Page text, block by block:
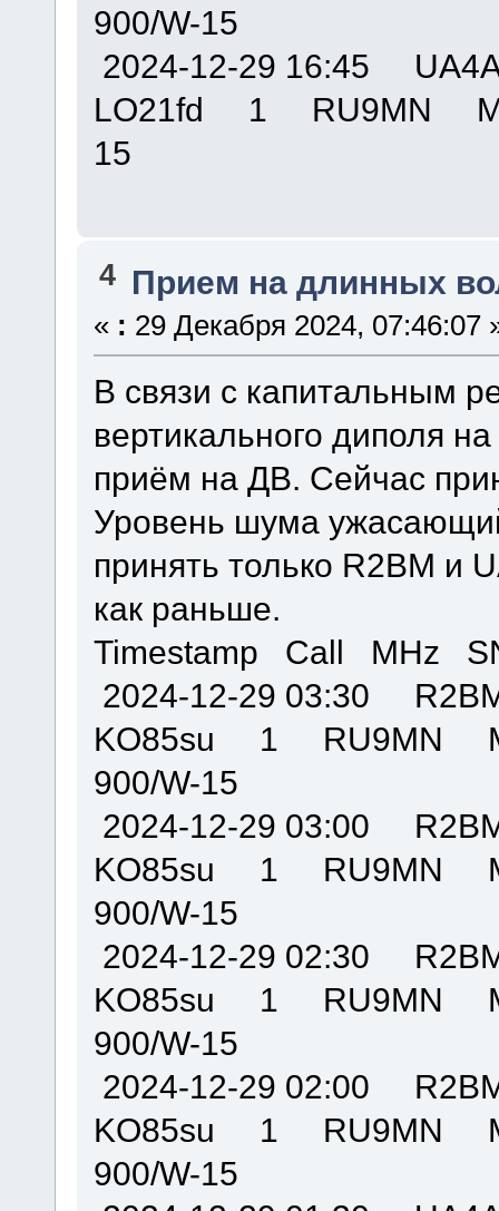
900/W-15
2024-12-29 16:45
LO21fd 1 RU9MN
15
4 Прием на длинных
« : 29 Декабря 2024, 07:46:07
В связи с капитальным
вертикального диполя
приём на ДВ. Сейчас
Уровень шума
принять только R2BM и
как раньше.
Timestamp Call MHz
2024-12-29 03:30
KO85su 1 RU9MN
900/W-15
2024-12-29 03:00
KO85su 1 RU9MN
900/W-15
2024-12-29 02:30
KO85su 1 RU9MN
900/W-15
2024-12-29 02:00
KO85su 1 RU9MN
900/W-15